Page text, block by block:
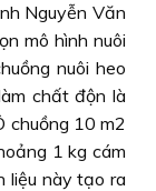
Nguyễn Văn
mô hình nuôi
nuôi heo
chất độn là
chuồng 10 m2
1 kg cám
liệu này tạo ra